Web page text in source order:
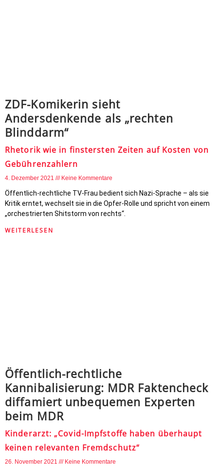
ZDF-Komikerin sieht
Andersdenkende als „rechten
Blinddarm“
Rhetorik wie in finstersten Zeiten auf Kosten von
Gebührenzahlern
4. Dezember 2021 Keine Kommentare
Öffentlich-rechtliche TV-Frau bedient sich Nazi-Sprache – als sie
Kritik erntet, wechselt sie in die Opfer-Rolle und spricht von einem
„orchestrierten Shitstorm von rechts“.
WEITERLESEN
Öffentlich-rechtliche
Kannibalisierung: MDR Faktencheck
diffamiert unbequemen Experten
beim MDR
Kinderarzt: „Covid-Impfstoffe haben überhaupt
keinen relevanten Fremdschutz“
26. November 2021 Keine Kommentare